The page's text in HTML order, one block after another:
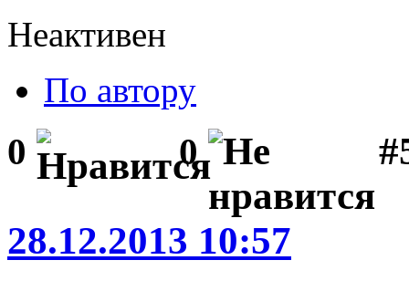
Неактивен
По автору
0 0
28.12.2013 10:57